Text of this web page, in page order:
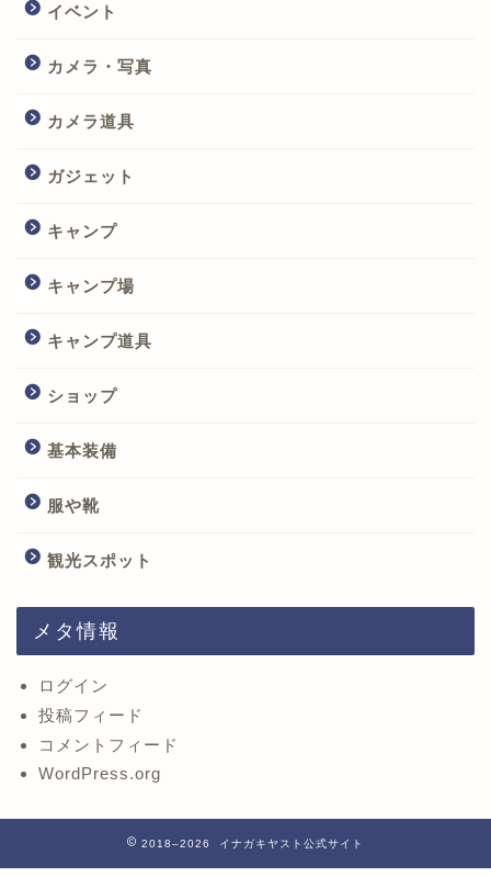
イベント
カメラ・写真
カメラ道具
ガジェット
キャンプ
キャンプ場
キャンプ道具
ショップ
基本装備
服や靴
観光スポット
メタ情報
ログイン
投稿フィード
コメントフィード
WordPress.org
2018–2026 イナガキヤスト公式サイト